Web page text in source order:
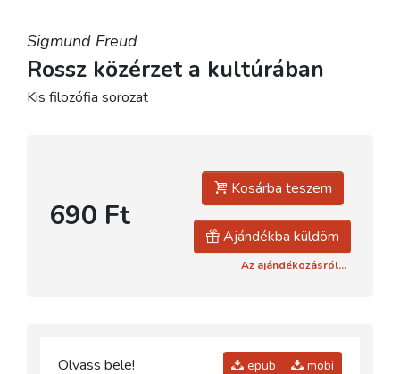
Sigmund Freud
Rossz közérzet a kultúrában
Kis filozófia sorozat
690 Ft
Kosárba teszem
Ajándékba küldöm
Az ajándékozásról...
Olvass bele! epub mobi